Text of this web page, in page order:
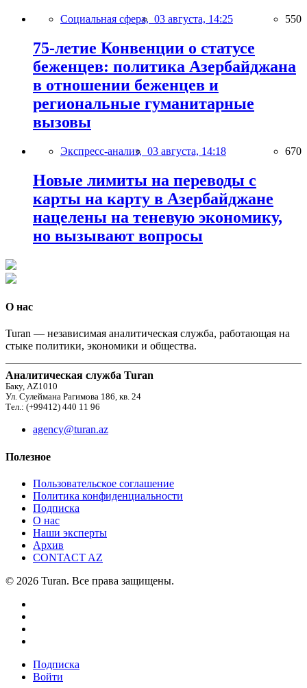
Социальная сфера, 03 августа, 14:25 550
75-летие Конвенции о статусе
беженцев: политика Азербайджана
в отношении беженцев и
региональные гуманитарные
вызовы
Экспресс-анализ, 03 августа, 14:18 670
Новые лимиты на переводы с
карты на карту в Азербайджане
нацелены на теневую экономику,
но вызывают вопросы
О нас
Turan — независимая аналитическая служба, работающая на
стыке политики, экономики и общества.
Аналитическая служба Turan
Баку, AZ1010
Ул. Сулеймана Рагимова 186, кв. 24
Тел.: (+99412) 440 11 96
agency@turan.az
Полезное
Пользовательское соглашение
Политика конфиденциальности
Подписка
О нас
Наши эксперты
Архив
CONTACT AZ
© 2026 Turan. Все права защищены.
Подписка
Войти